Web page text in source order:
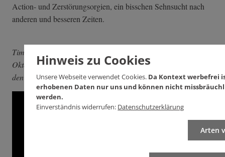
Action- und Zerstörungsorgien, ein bisschen Sehnsucht nach
anderen und besseren Zeiten.
Tim Millers "Terminator 6: Dark Fate" ist ab Donnerstag, 24.
Oktober in den deutschen Kinos zu sehen. Welche Spielstätte
den Film in Ihrer Nähe zeigt,sehen Sie hier.
Hinweis zu Cookies
Unsere Webseite verwendet Cookies. Da Kontext werbefrei
erhobenen Daten nur uns und können nicht
werden.
Einverständnis widerrufen: Datenschutzerklärung
Arten